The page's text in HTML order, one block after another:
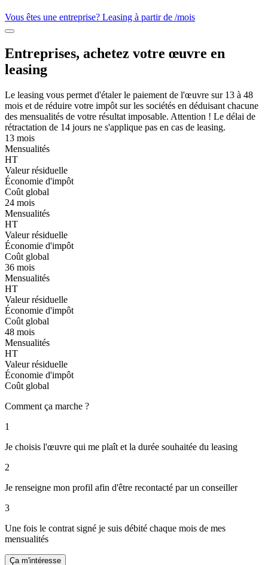
Vous êtes une entreprise? Leasing à partir de /mois
Entreprises, achetez votre œuvre en
leasing
Le leasing vous permet d'étaler le paiement de l'œuvre sur 13 à 48
mois et de réduire votre impôt sur les sociétés en déduisant chacune
des mensualités de votre résultat imposable. Attention ! Le délai de
rétractation de 14 jours ne s'applique pas en cas de leasing.
13 mois
Mensualités
HT
Valeur résiduelle
Économie d'impôt
Coût global
24 mois
Mensualités
HT
Valeur résiduelle
Économie d'impôt
Coût global
36 mois
Mensualités
HT
Valeur résiduelle
Économie d'impôt
Coût global
48 mois
Mensualités
HT
Valeur résiduelle
Économie d'impôt
Coût global
Comment ça marche ?
1
Je choisis l'œuvre qui me plaît et la durée souhaitée du leasing
2
Je renseigne mon profil afin d'être recontacté par un conseiller
3
Une fois le contrat signé je suis débité chaque mois de mes
mensualités
Ça m'intéresse